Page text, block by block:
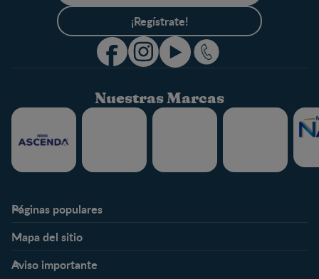
¡Regístrate!
Nuestras Marcas
Páginas populares
Expertos en Nutrición
Preguntas Frecuentes
Mapa del sitio
Preconcepción
Aviso importante